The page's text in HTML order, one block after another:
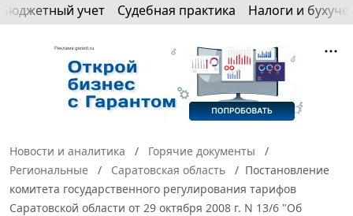
Бюджетный учет Судебная практика Налоги и
Новости и аналитика
Горячие документы
Региональные
Саратовская область
Постановление
комитета государственного регулирования тарифов
Саратовской области от 29 октября 2008 г. N 13/6 "Об